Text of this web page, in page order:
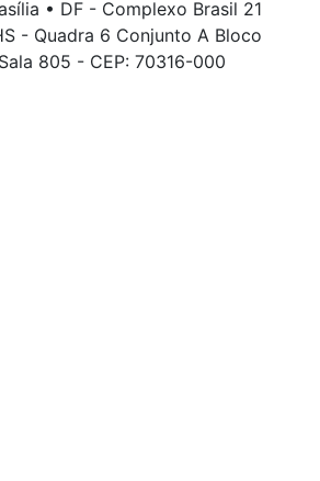
• DF - Complexo Brasil 21
- Quadra 6 Conjunto A Bloco
805 - CEP: 70316-000